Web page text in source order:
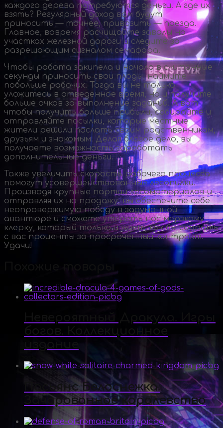
каждого дерева потребуются деньги. А где их
взять? Регулярный доход вам будут
приносить — точнее, привозить — поезда.
Главное, вовремя расчищайте завалы на
участках железной дороги и следите за
разрешающим сигналом семафора.
Чтобы работа закипела и начала в считанные
секунды приносить свои плоды, наймите
побольше рабочих. Тогда вы не только
уложитесь в отведенное время, но и получите
больше очков за выполнение заданий. А вот
чтобы получить больше прибыли, собирайте и
отправляйте посылки, которые местные
жители решили послать своим родственникам,
друзьям и знакомым. Делая благое дело, вы
получаете возможность заработать
дополнительные деньги.
Также увеличить скорость рабочего процесса
помогут усовершенствованные лесопилки.
Производя крупные партии лесоматериалов и
отправляя их на продажу, вы обеспечите себе
неопровержимую победу в задуманной
авантюре и сможете утереть нос мерзкому
клерку, который только и ждет, как бы содрать
с вас проценты за просроченный контракт.
Удачи!
Пасьянс Белоснежка.
Зачарованное королевство